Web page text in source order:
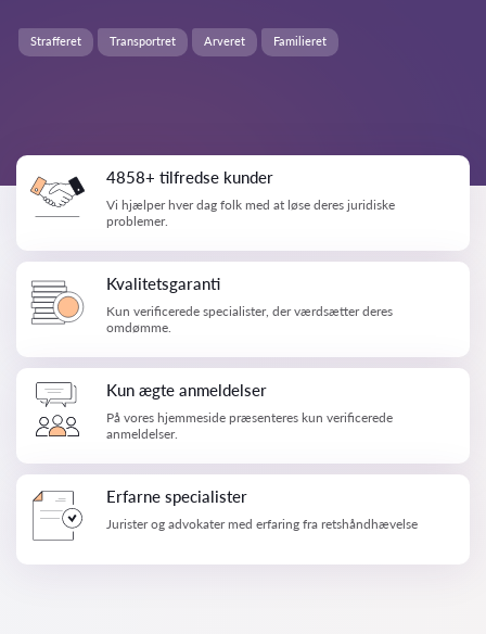
Familieret
Strafferet Transportret Arveret
4858+ tilfredse kunder
Vi hjælper hver dag folk med at løse deres juridiske
problemer.
Kvalitetsgaranti
Kun verificerede specialister, der værdsætter deres
omdømme.
Kun ægte anmeldelser
På vores hjemmeside præsenteres kun verificerede
anmeldelser.
Erfarne specialister
Jurister og advokater med erfaring fra retshåndhævelse